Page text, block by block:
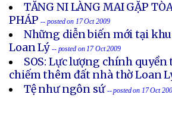
TĂNG NI LÀNG MAI GẶP
PHÁP -- posted on 17 Oct 2009
Những diễn biến mới tại khu
Loan Lý -- posted on 17 Oct 2009
SOS: Lực lượng chính
chiếm thêm đất nhà thờ Loan
Tệ như ngôn sứ -- posted on 17 Oct